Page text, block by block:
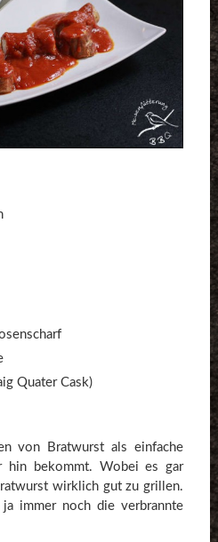
Quater Cask)
von Bratwurst als einfache
hin bekommt. Wobei es gar
wirklich gut zu grillen.
immer noch die verbrannte